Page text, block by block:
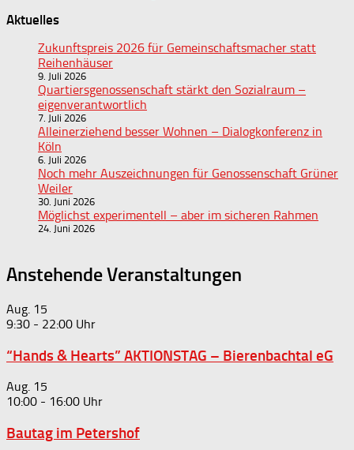
Aktuelles
Zukunftspreis 2026 für Gemeinschaftsmacher statt
Reihenhäuser
9. Juli 2026
Quartiersgenossenschaft stärkt den Sozialraum –
eigenverantwortlich
7. Juli 2026
Alleinerziehend besser Wohnen – Dialogkonferenz in
Köln
6. Juli 2026
Noch mehr Auszeichnungen für Genossenschaft Grüner
Weiler
30. Juni 2026
Möglichst experimentell – aber im sicheren Rahmen
24. Juni 2026
Anstehende Veranstaltungen
Aug. 15
9:30 - 22:00
“Hands & Hearts” AKTIONSTAG – Bierenbachtal eG
Aug. 15
10:00 - 16:00
Bautag im Petershof